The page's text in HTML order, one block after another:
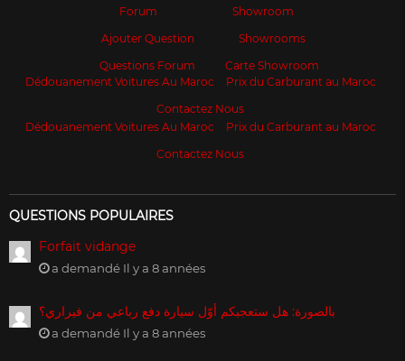
Forum
Ajouter Question
Questions Forum
Showroom
Showrooms
Carte Showroom
Dédouanement Voitures Au Maroc
Prix du Carburant au Maroc
Contactez Nous
Dédouanement Voitures Au Maroc
Prix du Carburant au Maroc
Contactez Nous
QUESTIONS POPULAIRES
Forfait vidange
a demandé Il y a 8 années
بالصورة: هل ستعجبكم أوّل سيارة دفع رباعي من فيراري؟
a demandé Il y a 8 années